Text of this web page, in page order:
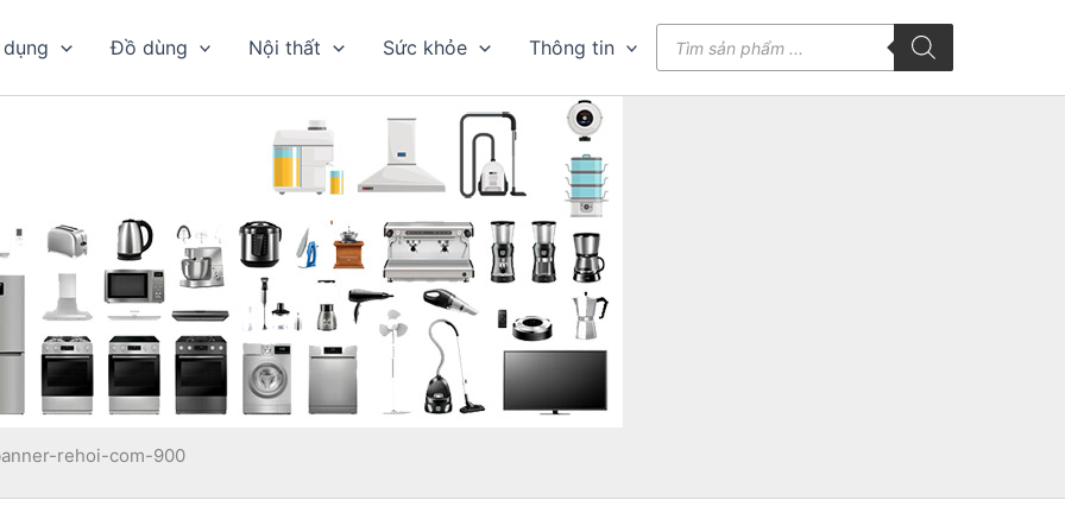
Đồ dùng Nội thất Sức khỏe Thông tin
kiếm
rehoi-com-900